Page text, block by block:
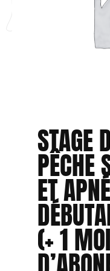
STAGE
PÊCHE
ET
(+ 1